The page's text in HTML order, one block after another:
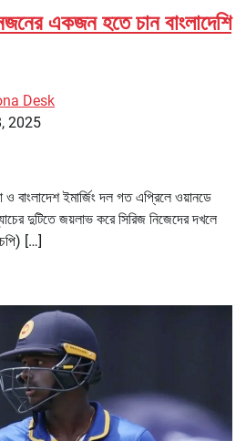
একজন হতে চান বাংলাদেশি
Desk
2025
বাংলাদেশ ইমার্জিং দল গত এপ্রিলে ওয়ানডে
দুটিতে জয়লাভ করে সিরিজ নিজেদের দখলে
[…]